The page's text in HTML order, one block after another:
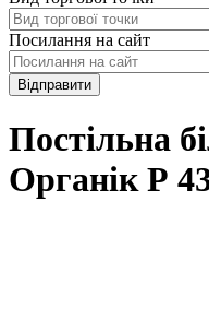
Посилання на сайт
Відправити
Постільна
Органік Р